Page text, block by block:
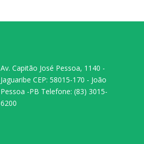
Av. Capitão José Pessoa, 1140 -
Jaguaribe CEP: 58015-170 - João
Pessoa -PB Telefone: (83) 3015-
6200